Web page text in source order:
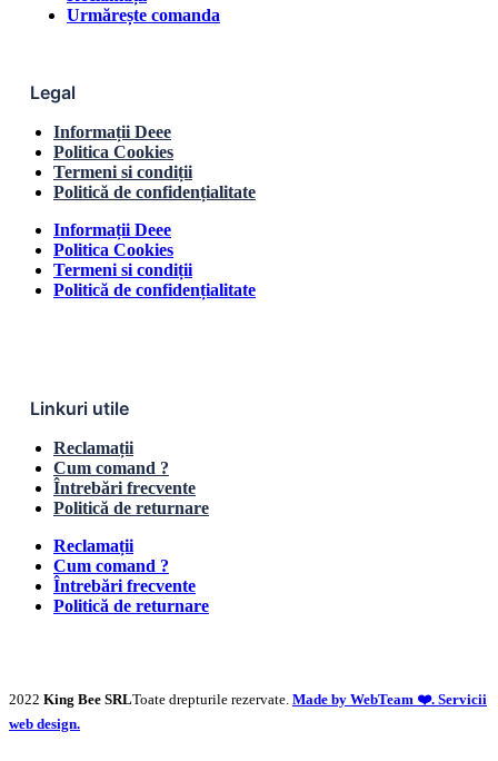
Urmărește comanda
Legal
Informații Deee
Politica Cookies
Termeni si condiții
Politică de confidențialitate
Informații Deee
Politica Cookies
Termeni si condiții
Politică de confidențialitate
Linkuri utile
Reclamații
Cum comand ?
Întrebări frecvente
Politică de returnare
Reclamații
Cum comand ?
Întrebări frecvente
Politică de returnare
2022 King Bee SRLToate drepturile rezervate. Made by WebTeam ❤️. Servicii
web design.